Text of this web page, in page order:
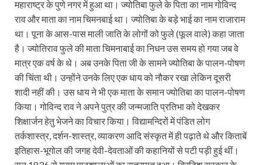
महाराष्ट्र के पुणे नगर में हुआ था। ज्योतिबा फुले के पिता का नाम गोविन्द
राव और माता का नाम चिमनबाई था। ज्योतिबा के बड़े भाई का नाम राजाराम
था। पूना के आस-पास माली जाति के लोगों को फुले (फूल वाले) कहा जाता
है। ज्योतिराव फुले की माता चिमनाबाई का निधन उस समय हो गया जब वे
मात्र एक वर्ष के थे। अब उनके पिता जी के सामने ज्योतिबा के पालन-पोषण
की चिंता थी। उन्होंने उनके लिए एक धाय को नौकर रखा लेकिन दूसरी
शादी नहीं की। उस धाय ने भी एक माता के समान ज्योतिबा का पालन-पोषण
किया। गोविन्द राव ने अपने पुत्र की जन्मजाति प्रतिभा को देखकर
शिक्षार्जन हेतु भेजने का विचार किया। विद्यामन्दिरों में पंडित लोग
तर्कशास्त्र, दर्शन-शास्त्र, व्याकरण आदि संस्कृत में ही पढ़ाते थे और किताबें
इतिहास-भूगोल की जगह देवी-देवताओं की कहानियों से पटी पड़ी हुई थीं।